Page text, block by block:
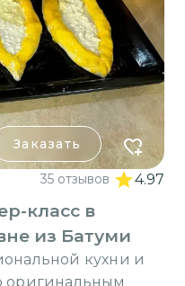
Заказать
35 отзывов 4.97
класс в
из Батуми
кухни и
оригинальным